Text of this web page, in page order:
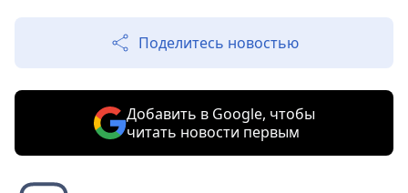
Поделитесь новостью
Добавить в Google, чтобы
читать новости первым